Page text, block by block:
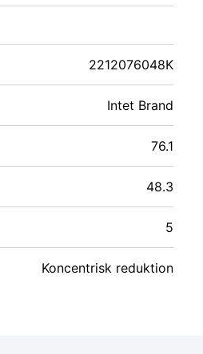
2212076048K
Intet Brand
76.1
48.3
5
Koncentrisk reduktion